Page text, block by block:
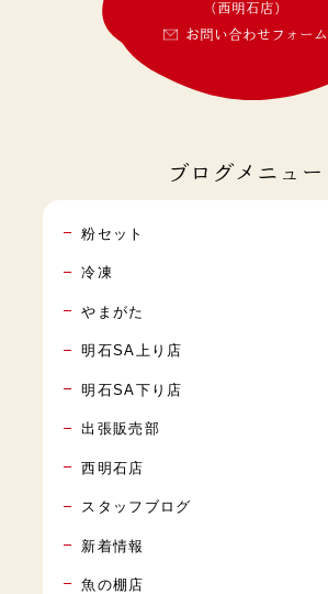
(西明石店)
お問い合わせフォーム
ブログメニュー
粉セット
冷凍
やまがた
明石SA上り店
明石SA下り店
出張販売部
西明石店
スタッフブログ
新着情報
魚の棚店